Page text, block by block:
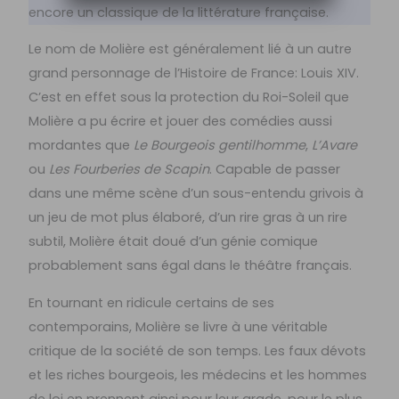
encore un classique de la littérature française.
Le nom de Molière est généralement lié à un autre
grand personnage de l’Histoire de France: Louis XIV.
C’est en effet sous la protection du Roi-Soleil que
Molière a pu écrire et jouer des comédies aussi
mordantes que Le Bourgeois gentilhomme, L’Avare
ou Les Fourberies de Scapin. Capable de passer
dans une même scène d’un sous-entendu grivois à
un jeu de mot plus élaboré, d’un rire gras à un rire
subtil, Molière était doué d’un génie comique
probablement sans égal dans le théâtre français.
En tournant en ridicule certains de ses
contemporains, Molière se livre à une véritable
critique de la société de son temps. Les faux dévots
et les riches bourgeois, les médecins et les hommes